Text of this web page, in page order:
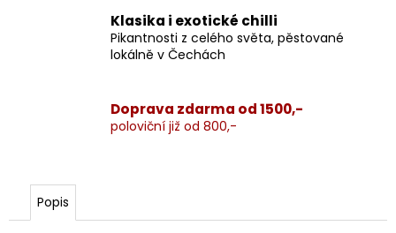
Klasika i exotické chilli
Pikantnosti z celého světa, pěstované
lokálně v Čechách
Doprava zdarma od 1500,-
poloviční již od 800,-
Popis